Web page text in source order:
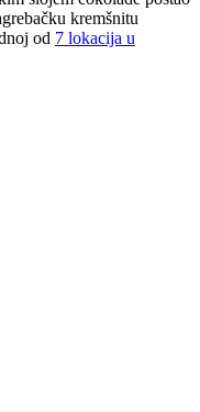
kremšnitu
od 7 lokacija u